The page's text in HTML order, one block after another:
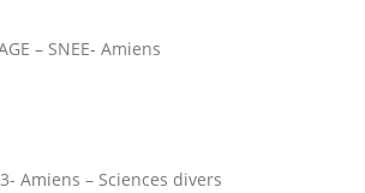
– SNEE- Amiens
Amiens – Sciences divers